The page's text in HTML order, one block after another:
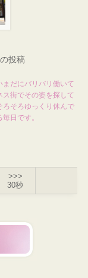
投稿
だにバリバリ働いて
街でその姿を探して
ろそろゆっくり休んで
日です。
>>>
30秒